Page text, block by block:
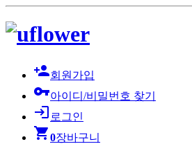
person_add회원가입
vpn_key아이디/비밀번호 찾기
login 로그인
shopping_cart0장바구니